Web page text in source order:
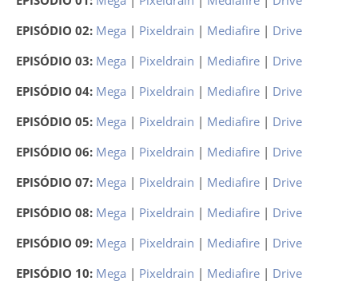
EPISÓDIO 02: Mega | Pixeldrain | Mediafire | Drive
EPISÓDIO 03: Mega | Pixeldrain | Mediafire | Drive
EPISÓDIO 04: Mega | Pixeldrain | Mediafire | Drive
EPISÓDIO 05: Mega | Pixeldrain | Mediafire | Drive
EPISÓDIO 06: Mega | Pixeldrain | Mediafire | Drive
EPISÓDIO 07: Mega | Pixeldrain | Mediafire | Drive
EPISÓDIO 08: Mega | Pixeldrain | Mediafire | Drive
EPISÓDIO 09: Mega | Pixeldrain | Mediafire | Drive
EPISÓDIO 10: Mega | Pixeldrain | Mediafire | Drive